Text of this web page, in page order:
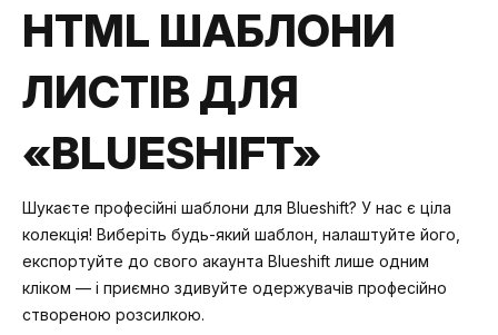
HTML ШАБЛОНИ
ЛИСТІВ ДЛЯ
«BLUESHIFT»
Шукаєте професійні шаблони для Blueshift? У нас є ціла
колекція! Виберіть будь-який шаблон, налаштуйте його,
експортуйте до свого акаунта Blueshift лише одним
кліком — і приємно здивуйте одержувачів професійно
створеною розсилкою.